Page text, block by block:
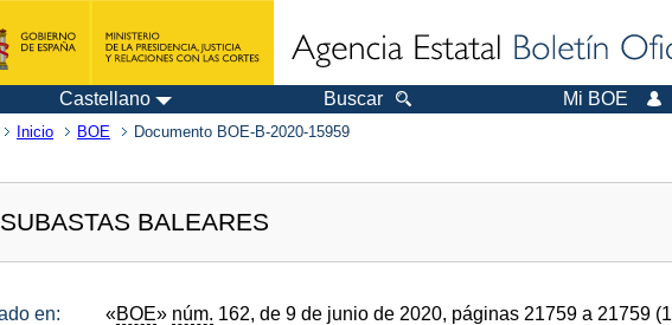
Castellano Buscar Mi BOE
Inicio BOE Documento BOE-B-2020-15959
BALEARES
en: «BOE» núm. 162, de 9 de junio de 2020, páginas 21759 a 21759 (1